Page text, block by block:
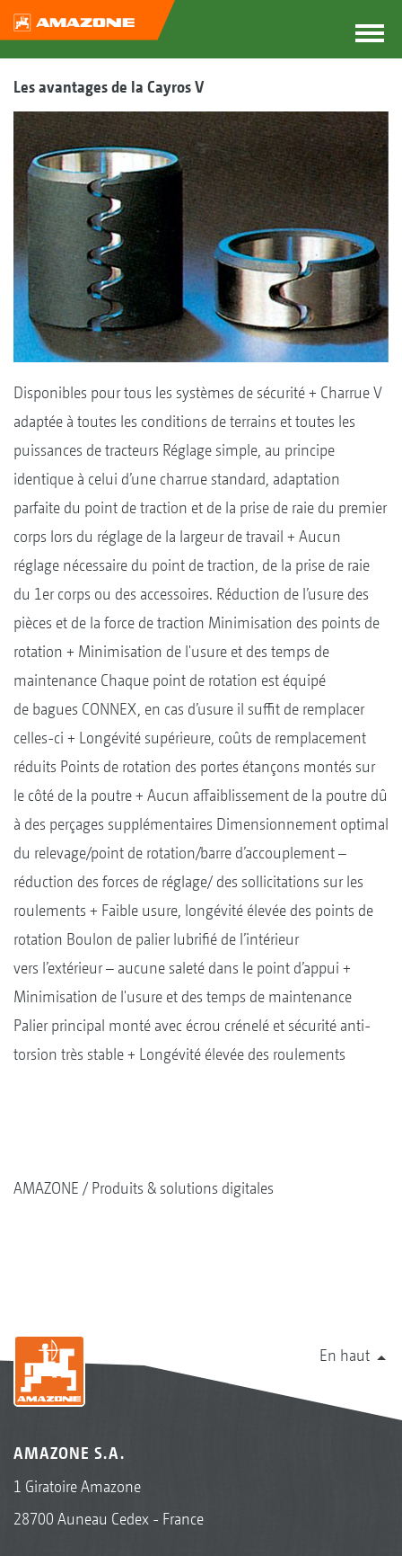
Les avantages de la Cayros V
Disponibles pour tous les systèmes de sécurité + Charrue V
adaptée à toutes les conditions de terrains et toutes les
puissances de tracteurs Réglage simple, au principe
identique à celui d’une charrue standard, adaptation
parfaite du point de traction et de la prise de raie du premier
corps lors du réglage de la largeur de travail + Aucun
réglage nécessaire du point de traction, de la prise de raie
du 1er corps ou des accessoires. Réduction de l’usure des
pièces et de la force de traction Minimisation des points de
rotation + Minimisation de l'usure et des temps de
maintenance Chaque point de rotation est équipé
de bagues CONNEX, en cas d’usure il suffit de remplacer
celles-ci + Longévité supérieure, coûts de remplacement
réduits Points de rotation des portes étançons montés sur
le côté de la poutre + Aucun affaiblissement de la poutre dû
à des perçages supplémentaires Dimensionnement optimal
du relevage/point de rotation/barre d’accouplement –
réduction des forces de réglage/ des sollicitations sur les
roulements + Faible usure, longévité élevée des points de
rotation Boulon de palier lubrifié de l’intérieur
vers l’extérieur – aucune saleté dans le point d’appui +
Minimisation de l'usure et des temps de maintenance
Palier principal monté avec écrou crénelé et sécurité anti-
torsion très stable + Longévité élevée des roulements
AMAZONE Produits & solutions digitales
En haut
AMAZONE S.A.
1 Giratoire Amazone
28700 Auneau Cedex - France